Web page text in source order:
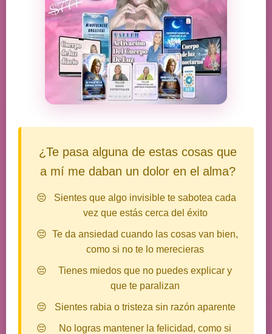
¿Te pasa alguna de estas cosas que
a mí me daban un dolor en el alma?
Sientes que algo invisible te sabotea cada
vez que estás cerca del éxito
Te da ansiedad cuando las cosas van bien,
como si no te lo merecieras
Tienes miedos que no puedes explicar y
que te paralizan
Sientes rabia o tristeza sin razón aparente
No logras mantener la felicidad, como si